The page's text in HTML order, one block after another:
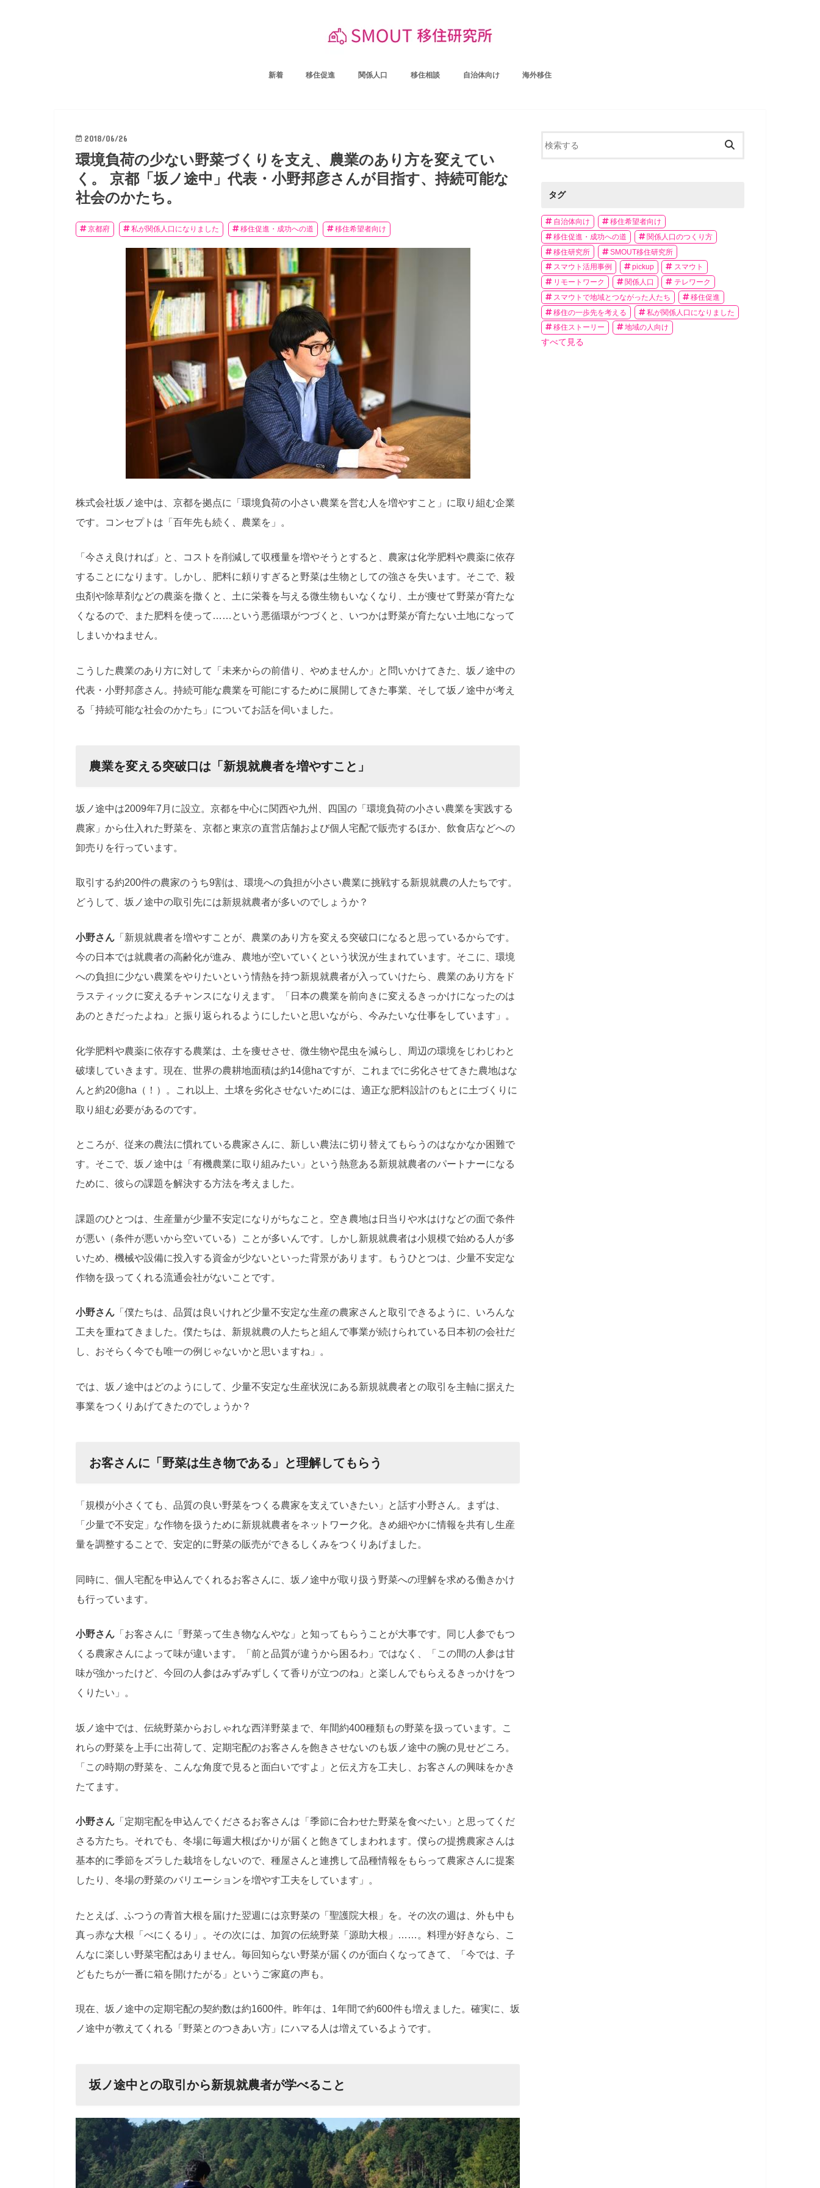
新着 移住促進 関係人口 移住相談 自治体向け 海外移住
2018/06/26
環境負荷の少ない野菜づくりを支え、農業のあり方を変えてい
く。 京都「坂ノ途中」代表・小野邦彦さんが目指す、持続可能な
社会のかたち。
京都府 私が関係人口になりました 移住促進・成功への道 移住希望者向け
株式会社坂ノ途中は、京都を拠点に「環境負荷の小さい農業を営む人を増やすこと」に取り組む企業
です。コンセプトは「 百年先も続く、農業を 」。
「今さえ良ければ」と、コストを削減して収穫量を増やそうとすると、農家は化学肥料や農薬に依存
することになります。しかし、肥料に頼りすぎると野菜は生物としての強さを失います。そこで、殺
虫剤や除草剤などの農薬を撒くと、土に栄養を与える微生物もいなくなり、土が痩せて野菜が育たな
くなるので、また肥料を使って……という悪循環がつづくと、いつかは野菜が育たない土地になって
しまいかねません。
こうした農業のあり方に対して「 未来からの前借り、やめませんか 」と問いかけてきた、坂ノ途中の
代表・小野邦彦さん。持続可能な農業を可能にするために展開してきた事業、そして坂ノ途中が考え
る「持続可能な社会のかたち」についてお話を伺いました。
農業を変える突破口は「新規就農者を増やすこと」
坂ノ途中は2009年7月に設立。京都を中心に関西や九州、四国の「環境負荷の小さい農業を実践する
農家」から仕入れた野菜を、京都と東京の直営店舗および個人宅配で販売するほか、飲食店などへの
卸売りを行っています。
取引する約200件の農家のうち9割は、環境への負担が小さい農業に挑戦する新規就農の人たちです。
どうして、坂ノ途中の取引先には新規就農者が多いのでしょうか？
小野さん 「新規就農者を増やすことが、農業のあり方を変える突破口になると思っているからです。
今の日本では就農者の高齢化が進み、農地が空いていくという状況が生まれています。そこに、環境
への負担に少ない農業をやりたいという情熱を持つ新規就農者が入っていけたら、農業のあり方をド
ラスティックに変えるチャンスになりえます。「日本の農業を前向きに変えるきっかけになったのは
あのときだったよね」と振り返られるようにしたいと思いながら、今みたいな仕事をしています」。
化学肥料や農薬に依存する農業は、土を痩せさせ、微生物や昆虫を減らし、周辺の環境をじわじわと
破壊していきます。現在、世界の農耕地面積は約14億haですが、これまでに劣化させてきた農地はな
んと約20億ha（！）。これ以上、土壌を劣化させないためには、適正な肥料設計のもとに土づくりに
取り組む必要があるのです。
ところが、従来の農法に慣れている農家さんに、新しい農法に切り替えてもらうのはなかなか困難で
す。そこで、坂ノ途中は「有機農業に取り組みたい」という熱意ある新規就農者のパートナーになる
ために、彼らの課題を解決する方法を考えました。
課題のひとつは、生産量が少量不安定になりがちなこと。空き農地は日当りや水はけなどの面で条件
が悪い（条件が悪いから空いている）ことが多いんです。しかし新規就農者は小規模で始める人が多
いため、機械や設備に投入する資金が少ないといった背景があります。もうひとつは、少量不安定な
作物を扱ってくれる流通会社がないことです。
小野さん 「僕たちは、品質は良いけれど少量不安定な生産の農家さんと取引できるように、いろんな
工夫を重ねてきました。僕たちは、新規就農の人たちと組んで事業が続けられている日本初の会社だ
し、おそらく今でも唯一の例じゃないかと思いますね」。
では、坂ノ途中はどのようにして、少量不安定な生産状況にある新規就農者との取引を主軸に据えた
事業をつくりあげてきたのでしょうか？
お客さんに「野菜は生き物である」と理解してもらう
「規模が小さくても、品質の良い野菜をつくる農家を支えていきたい」と話す小野さん。まずは、
「少量で不安定」な作物を扱うために新規就農者をネットワーク化。きめ細やかに情報を共有し生産
量を調整することで、安定的に野菜の販売ができるしくみをつくりあげました。
同時に、個人宅配を申込んでくれるお客さんに、坂ノ途中が取り扱う野菜への理解を求める働きかけ
も行っています。
小野さん 「お客さんに「野菜って生き物なんやな」と知ってもらうことが大事です。同じ人参でもつ
くる農家さんによって味が違います。「前と品質が違うから困るわ」ではなく、「この間の人参は甘
味が強かったけど、今回の人参はみずみずしくて香りが立つのね」と楽しんでもらえるきっかけをつ
くりたい」。
坂ノ途中では、伝統野菜からおしゃれな西洋野菜まで、年間約400種類もの野菜を扱っています。こ
れらの野菜を上手に出荷して、定期宅配のお客さんを飽きさせないのも坂ノ途中の腕の見せどころ。
「この時期の野菜を、こんな角度で見ると面白いですよ」と伝え方を工夫し、お客さんの興味をかき
たてます。
小野さん 「定期宅配を申込んでくださるお客さんは「季節に合わせた野菜を食べたい」と思ってくだ
さる方たち。それでも、冬場に毎週大根ばかりが届くと飽きてしまわれます。僕らの提携農家さんは
基本的に季節をズラした栽培をしないので、種屋さんと連携して品種情報をもらって農家さんに提案
したり、冬場の野菜のバリエーションを増やす工夫をしています」。
たとえば、ふつうの青首大根を届けた翌週には京野菜の「聖護院大根」を。その次の週は、外も中も
真っ赤な大根「べにくるり」。その次には、加賀の伝統野菜「源助大根」……。料理が好きなら、こ
んなに楽しい野菜宅配はありません。毎回知らない野菜が届くのが面白くなってきて、「今では、子
どもたちが一番に箱を開けたがる」というご家庭の声も。
現在、坂ノ途中の定期宅配の契約数は約1600件。昨年は、1年間で約600件も増えました。確実に、坂
ノ途中が教えてくれる「野菜とのつきあい方」にハマる人は増えているようです。
坂ノ途中との取引から新規就農者が学べること
タグ
自治体向け
移住希望者向け
移住促進・成功への道
関係人口のつくり方
移住研究所
SMOUT移住研究所
スマウト活用事例
pickup
スマウト
リモートワーク
関係人口
テレワーク
スマウトで地域とつながった人たち
移住促進
移住の一歩先を考える
私が関係人口になりました
移住ストーリー
地域の人向け
すべて見る